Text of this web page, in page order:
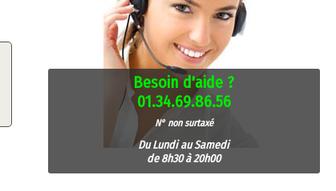
Besoin d'aide ?
01.34.69.86.56
N° non surtaxé
Du Lundi au Samedi
de 8h30 à 20h00